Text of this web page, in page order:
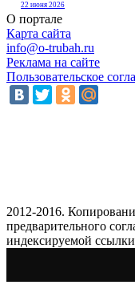
22 июня 2026
О портале
Карта сайта
info@o-trubah.ru
Реклама на сайте
Пользовательское
2012-2016.
предварительного
индексируемой